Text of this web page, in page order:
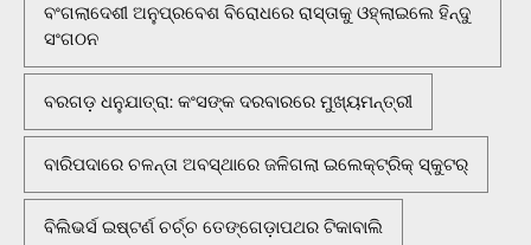
ବଂଗଲାଦେଶୀ ଅନୁପ୍ରବେଶ ବିରୋଧରେ ରାସ୍ତାକୁ ଓହ୍ଲାଇଲେ ହିନ୍ଦୁ
ସଂଗଠନ
ବରଗଡ଼ ଧନୁଯାତ୍ରା: କଂସଙ୍କ ଦରବାରରେ ମୁଖ୍ୟମନ୍ତ୍ରୀ
ବାରିପଦାରେ ଚଳନ୍ତା ଅବସ୍ଥାରେ ଜଳିଗଲା ଇଲେକ୍ଟ୍ରିକ୍ ସ୍କୁଟର୍
ବିଲିଭର୍ସ ଇଷ୍ଟର୍ଣ ଚର୍ଚ୍ଚ ତେଙ୍ଗେଡ଼ାପଥର ଟିକାବାଲି